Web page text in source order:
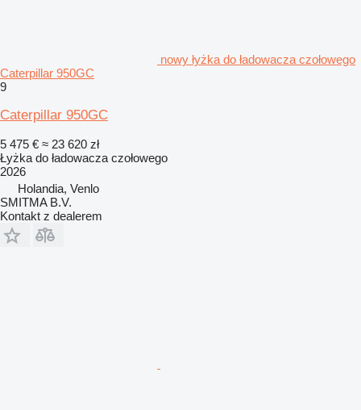
nowy łyżka do ładowacza czołowego
Caterpillar 950GC
9
Caterpillar 950GC
5 475 € ≈ 23 620 zł
Łyżka do ładowacza czołowego
2026
Holandia, Venlo
SMITMA B.V.
Kontakt z dealerem